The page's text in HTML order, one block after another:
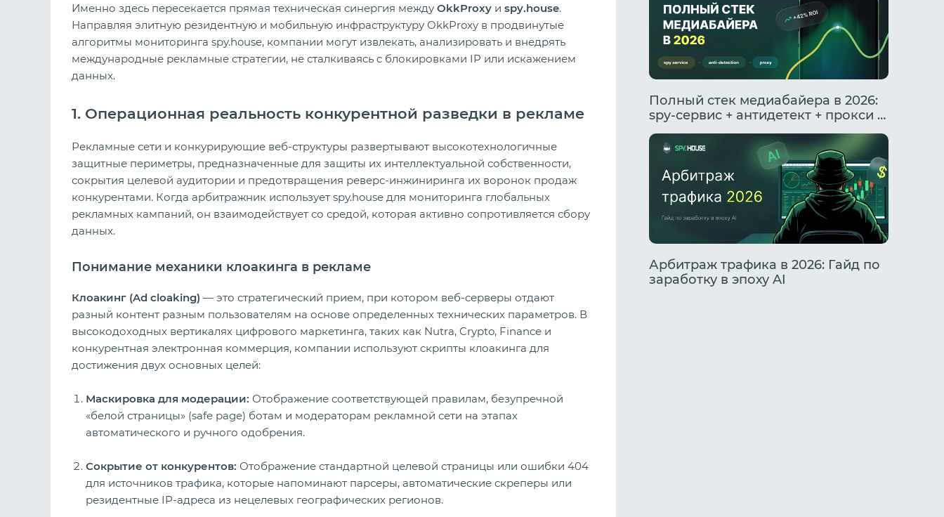
Именно здесь пересекается прямая техническая синергия между OkkProxy и spy.house.
Направляя элитную резидентную и мобильную инфраструктуру OkkProxy в продвинутые
алгоритмы мониторинга spy.house, компании могут извлекать, анализировать и внедрять
международные рекламные стратегии, не сталкиваясь с блокировками IP или искажением
данных.
1. Операционная реальность конкурентной разведки в рекламе
Рекламные сети и конкурирующие веб-структуры развертывают высокотехнологичные
защитные периметры, предназначенные для защиты их интеллектуальной собственности,
сокрытия целевой аудитории и предотвращения реверс-инжиниринга их воронок продаж
конкурентами. Когда арбитражник использует spy.house для мониторинга глобальных
рекламных кампаний, он взаимодействует со средой, которая активно сопротивляется сбору
данных.
Понимание механики клоакинга в рекламе
Клоакинг (Ad cloaking) — это стратегический прием, при котором веб-серверы отдают
разный контент разным пользователям на основе определенных технических параметров. В
высокодоходных вертикалях цифрового маркетинга, таких как Nutra, Crypto, Finance и
конкурентная электронная коммерция, компании используют скрипты клоакинга для
достижения двух основных целей:
Маскировка для модерации: Отображение соответствующей правилам, безупречной
«белой страницы» (safe page) ботам и модераторам рекламной сети на этапах
автоматического и ручного одобрения.
Сокрытие от конкурентов: Отображение стандартной целевой страницы или ошибки 404
для источников трафика, которые напоминают парсеры, автоматические скреперы или
резидентные IP-адреса из нецелевых географических регионов.
TikTok
Полный стек медиабайера в 2026:
spy-сервис + антидетект + прокси –
как подружить инструменты
Арбитраж трафика в 2026: Гайд по
заработку в эпоху AI